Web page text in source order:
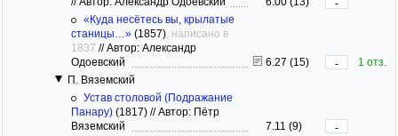
«Куда несётесь вы, крылатые
станицы…» (1857) , написано в
1837 //Автор: Александр
Одоевский
6.27 (15) -
1 отз.
П. Вяземский
Устав столовой (Подражание
Панару) (1817) //Автор: Пётр
Вяземский
7.11 (9)
-